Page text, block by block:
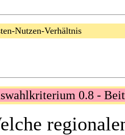
Nutzen-Verhältnis
0.8 -